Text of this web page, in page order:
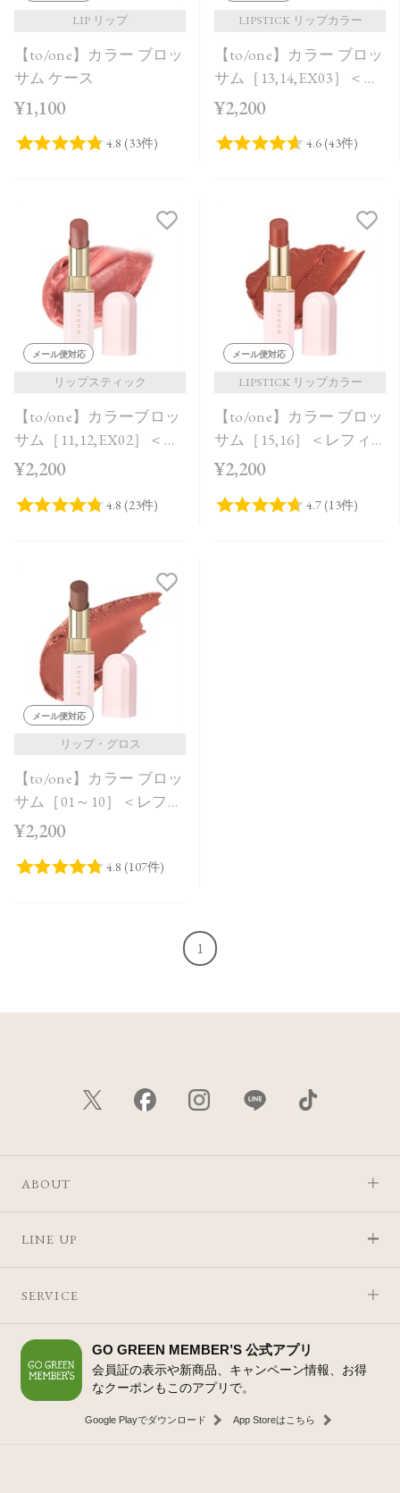
レビュー評価が高い順
人気順
LIP リップ
【to/one】カラー ブロッ
サム ケース
¥1,100
LIPSTICK リップカラー
【to/one】カラー ブロッ
サム［13,14,EX03］＜レ
フィル＞
¥2,200
メール便対応
リップスティック
【to/one】カラーブロッ
サム［11,12,EX02］＜レ
フィル＞
¥2,200
メール便対応
LIPSTICK リップカラー
【to/one】カラー ブロッ
サム［15,16］＜レフィ
ル＞
¥2,200
メール便対応
リップ・グロス
【to/one】カラー ブロッ
サム［01～10］＜レフィ
ル＞
¥2,200
1
ABOUT
LINE UP
SERVICE
GO GREEN MEMBER’S 公式アプリ
会員証の表示や新商品、キャンペーン情報、お得
なクーポンもこのアプリで。
Google Playでダウンロード App Storeはこちら